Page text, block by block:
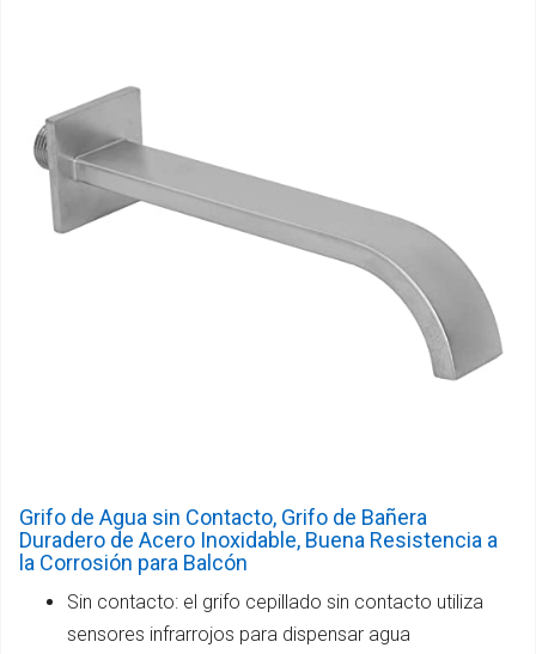
Grifo de Agua sin Contacto, Grifo de Bañera
Duradero de Acero Inoxidable, Buena Resistencia a
la Corrosión para Balcón
Sin contacto: el grifo cepillado sin contacto utiliza
sensores infrarrojos para dispensar agua